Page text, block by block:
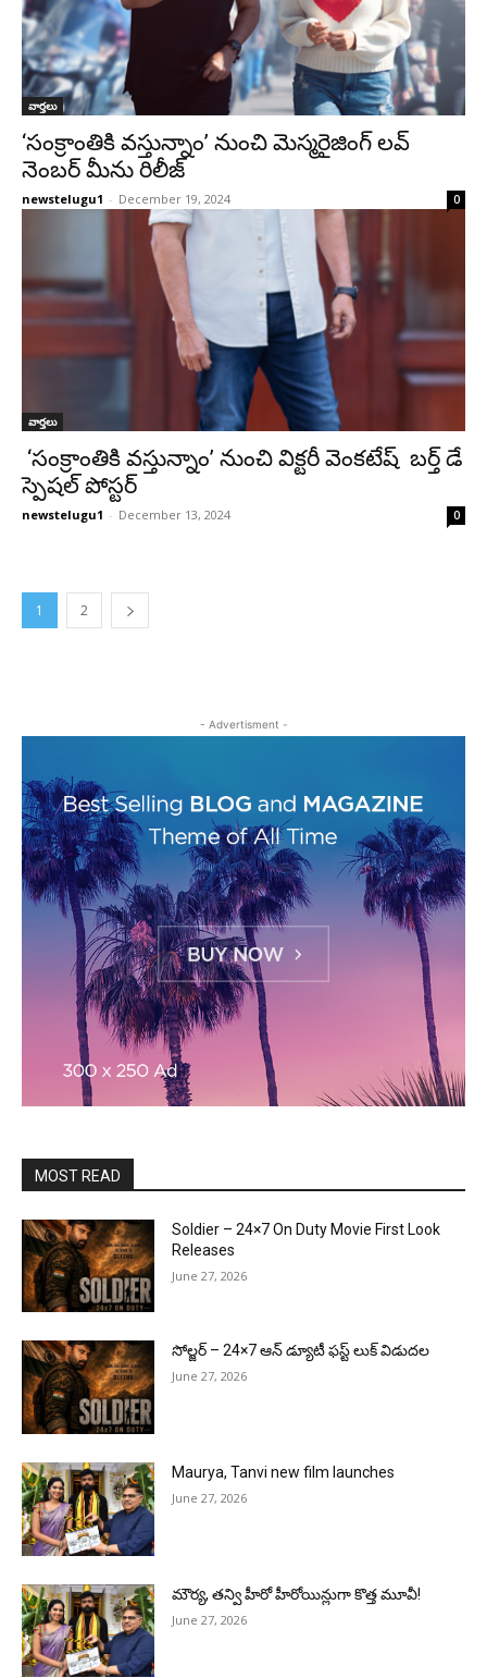
వార్తలు
‘సంక్రాంతికి వస్తున్నాం’ నుంచి మెస్మరైజింగ్ లవ్
నెంబర్ మీను రిలీజ్
newstelugu1 - December 19, 2024 0
వార్తలు
‘సంక్రాంతికి వస్తున్నాం’ నుంచి విక్టరీ వెంకటేష్ బర్త్ డే
స్పెషల్ పోస్టర్
newstelugu1 - December 13, 2024 0
1 2
- Advertisment -
MOST READ
Soldier – 24×7 On Duty Movie First Look
Releases
June 27, 2026
సోల్జర్ – 24×7 ఆన్ డ్యూటీ ఫస్ట్ లుక్ విడుదల
June 27, 2026
Maurya, Tanvi new film launches
June 27, 2026
మౌర్య‌, త‌న్వి హీరో హీరోయిన్లుగా కొత్త మూవీ!
June 27, 2026